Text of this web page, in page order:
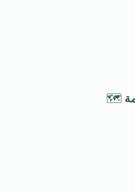
🗺️